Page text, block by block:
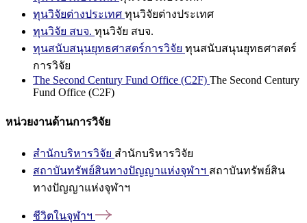
ทุนวิจัยต่างประเทศ ทุนวิจัยต่างประเทศ
ทุนวิจัย สบจ. ทุนวิจัย สบจ.
ทุนสนับสนุนยุทธศาสตร์การวิจัย ทุนสนับสนุนยุทธศาสตร์
การวิจัย
The Second Century Fund Office (C2F) The Second Century
Fund Office (C2F)
หน่วยงานด้านการวิจัย
สำนักบริหารวิจัย สำนักบริหารวิจัย
สถาบันทรัพย์สินทางปัญญาแห่งจุฬาฯ สถาบันทรัพย์สิน
ทางปัญญาแห่งจุฬาฯ
ชีวิตในจุฬาฯ